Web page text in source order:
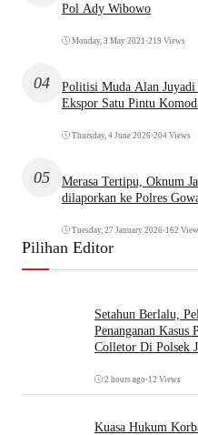
Pol Ady Wibowo
Monday, 3 May 2021 •219 Views
04
Politisi Muda Alan
Ekspor Satu Pintu
Thursday, 4 June 2026•204 Views
05
Merasa Tertipu, Oknum
dilaporkan ke Polres
Tuesday, 27 January 2026•162
Pilihan Editor
Setahun Berlalu,
Penanganan Kasus
Colletor Di Polsek
2 hours ago •12 Views
Kuasa Hukum